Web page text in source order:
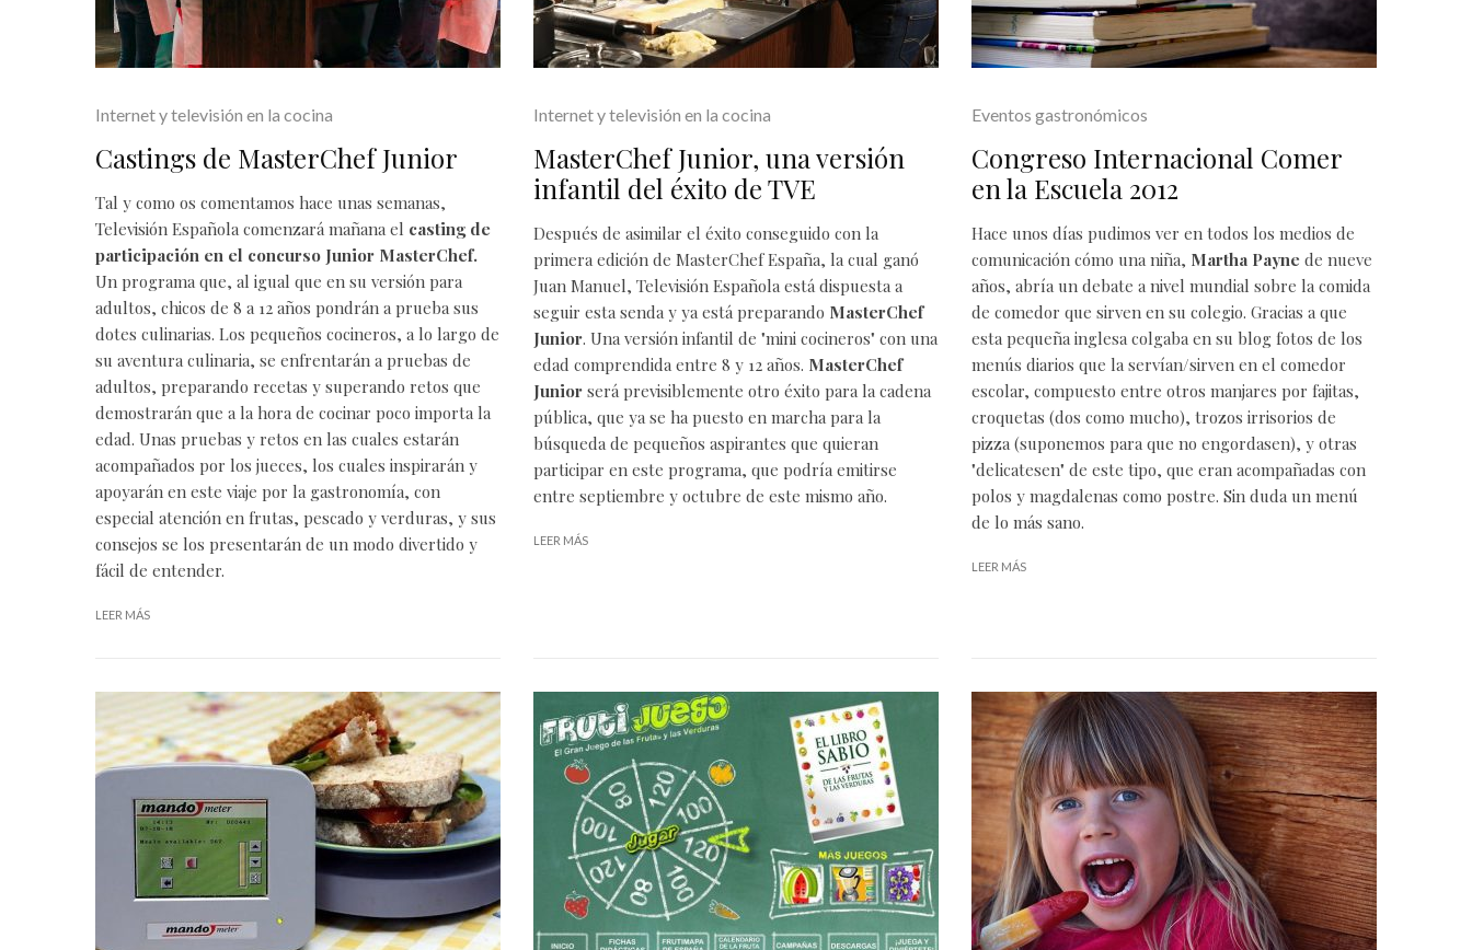
Internet y televisión en la cocina
Castings de MasterChef Junior
Tal y como os comentamos hace unas semanas,
Televisión Española comenzará mañana el casting de
participación en el concurso Junior MasterChef.
Un programa que, al igual que en su versión para
adultos, chicos de 8 a 12 años pondrán a prueba sus
dotes culinarias. Los pequeños cocineros, a lo largo de
su aventura culinaria, se enfrentarán a pruebas de
adultos, preparando recetas y superando retos que
demostrarán que a la hora de cocinar poco importa la
edad. Unas pruebas y retos en las cuales estarán
acompañados por los jueces, los cuales inspirarán y
apoyarán en este viaje por la gastronomía, con
especial atención en frutas, pescado y verduras, y sus
consejos se los presentarán de un modo divertido y
fácil de entender.
LEER MÁS
Internet y televisión en la cocina
MasterChef Junior, una versión
infantil del éxito de TVE
Después de asimilar el éxito conseguido con la
primera edición de MasterChef España, la cual ganó
Juan Manuel, Televisión Española está dispuesta a
seguir esta senda y ya está preparando MasterChef
Junior. Una versión infantil de "mini cocineros" con una
edad comprendida entre 8 y 12 años. MasterChef
Junior será previsiblemente otro éxito para la cadena
pública, que ya se ha puesto en marcha para la
búsqueda de pequeños aspirantes que quieran
participar en este programa, que podría emitirse
entre septiembre y octubre de este mismo año.
LEER MÁS
Eventos gastronómicos
Congreso Internacional Comer
en la Escuela 2012
Hace unos días pudimos ver en todos los medios de
comunicación cómo una niña, Martha Payne de nueve
años, abría un debate a nivel mundial sobre la comida
de comedor que sirven en su colegio. Gracias a que
esta pequeña inglesa colgaba en su blog fotos de los
menús diarios que la servían/sirven en el comedor
escolar, compuesto entre otros manjares por fajitas,
croquetas (dos como mucho), trozos irrisorios de
pizza (suponemos para que no engordasen), y otras
"delicatesen" de este tipo, que eran acompañadas con
polos y magdalenas como postre. Sin duda un menú
de lo más sano.
LEER MÁS